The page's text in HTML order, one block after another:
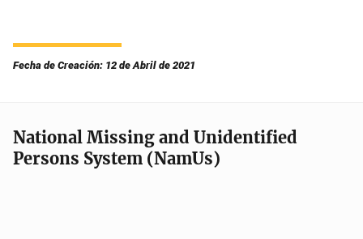
Fecha de Creación: 12 de Abril de 2021
National Missing and Unidentified
Persons System (NamUs)